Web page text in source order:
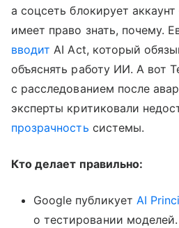
а соцсеть блокирует
имеет право знать, почему.
вводит AI Act, который
объяснять работу ИИ. А вот
с расследованием после
эксперты критиковали
прозрачность системы.
Кто делает правильно:
Google публикует AI
о тестировании моделей.